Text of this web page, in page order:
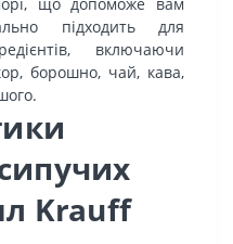
підходить для
включаючи
борошно, чай, кава,
Krauff